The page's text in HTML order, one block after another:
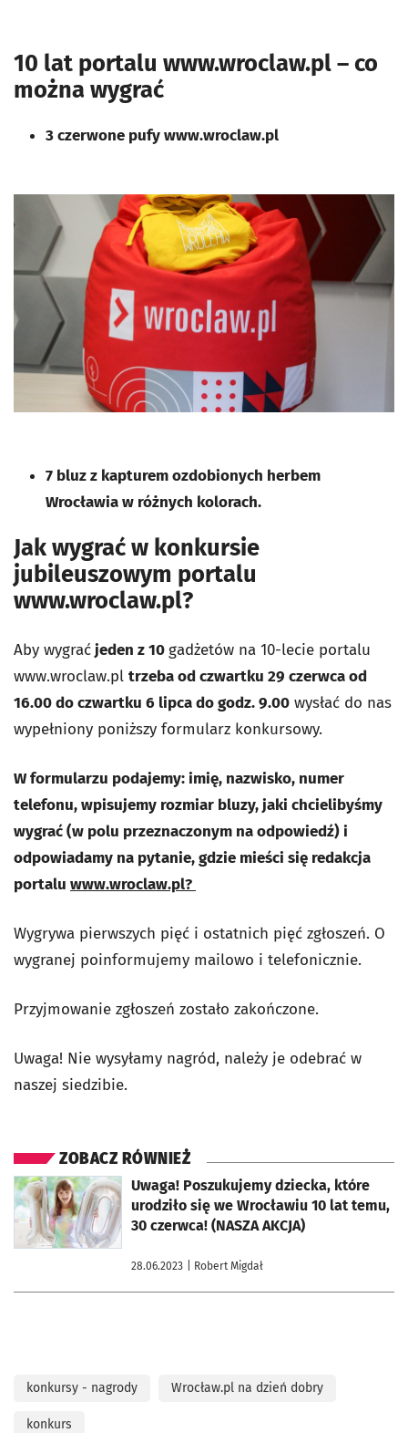
10 lat portalu www.wroclaw.pl – co
można wygrać
3 czerwone pufy www.wroclaw.pl
7 bluz z kapturem ozdobionych herbem
Wrocławia w różnych kolorach.
Jak wygrać w konkursie
jubileuszowym portalu
www.wroclaw.pl?
Aby wygraćjeden z 10gadżetów na 10-lecie portalu
www.wroclaw.pl trzeba od czwartku 29 czerwca od
16.00 do czwartku 6 lipca do godz. 9.00 wysłać do nas
wypełniony poniższy formularz konkursowy.
W formularzu podajemy: imię, nazwisko, numer
telefonu, wpisujemy rozmiar bluzy, jaki chcielibyśmy
wygrać (w polu przeznaczonym na odpowiedź) i
odpowiadamy na pytanie, gdzie mieści się redakcja
portalu www.wroclaw.pl?
Wygrywa pierwszych pięć i ostatnich pięć zgłoszeń. O
wygranej poinformujemy mailowo i telefonicznie.
Przyjmowanie zgłoszeń zostało zakończone.
Uwaga! Nie wysyłamy nagród, należy je odebrać w
naszej siedzibie.
ZOBACZ RÓWNIEŻ
Uwaga! Poszukujemy dziecka, które
urodziło się we Wrocławiu 10 lat temu,
30 czerwca! (NASZA AKCJA)
28.06.2023 | Robert Migdał
otworzy się w nowej karcie
konkursy - nagrody Wrocław.pl na dzień dobry
konkurs